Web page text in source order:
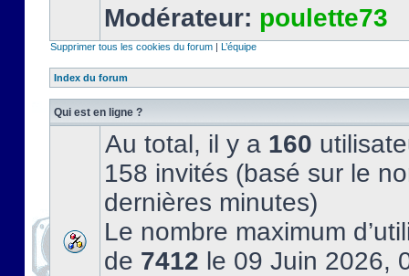
Modérateur: poulette73
Supprimer tous les cookies du forum | L’équipe
Index du forum
Qui est en ligne ?
Au total, il y a 160
158 invités (basé sur le
dernières minutes)
Le nombre maximum
de 7412 le 09 Juin 2026,